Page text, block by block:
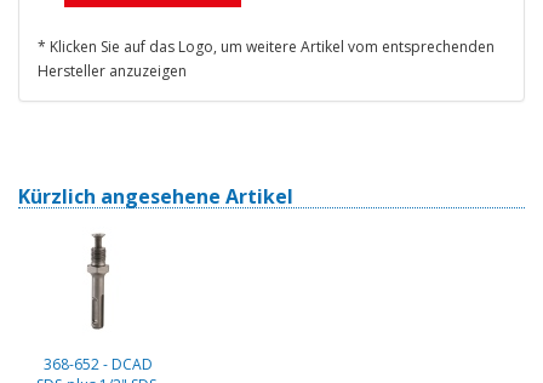
* Klicken Sie auf das Logo, um weitere Artikel vom entsprechenden
Hersteller anzuzeigen
Kürzlich angesehene Artikel
368-652 - DCAD